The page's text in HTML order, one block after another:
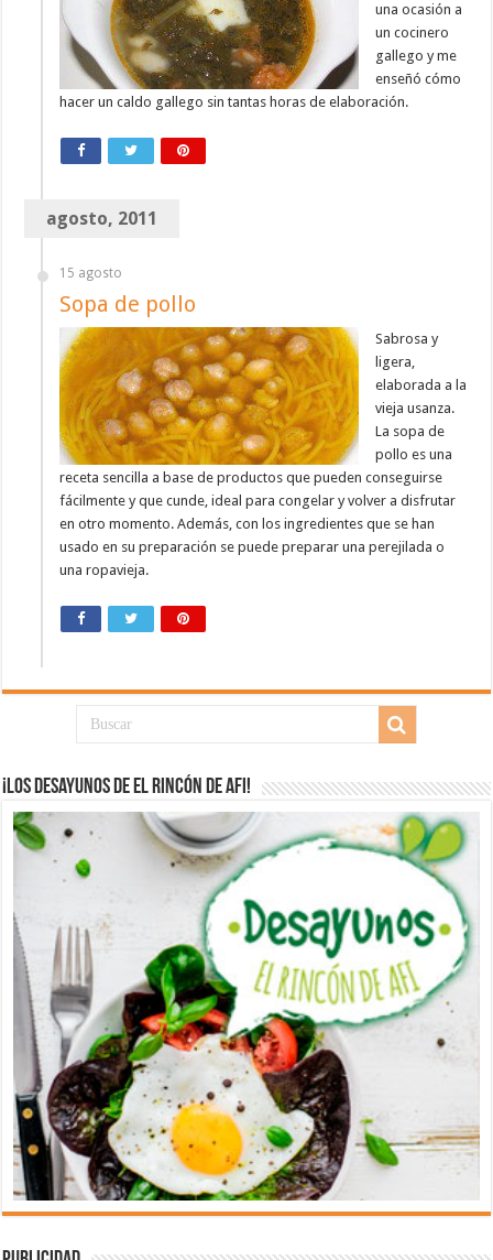
una ocasión a
un cocinero
gallego y me
enseñó cómo
hacer un caldo gallego sin tantas horas de elaboración.
agosto, 2011
15 agosto
Sopa de pollo
Sabrosa y
ligera,
elaborada a la
vieja usanza.
La sopa de
pollo es una
receta sencilla a base de productos que pueden conseguirse
fácilmente y que cunde, ideal para congelar y volver a disfrutar
en otro momento. Además, con los ingredientes que se han
usado en su preparación se puede preparar una perejilada o
una ropavieja.
¡Los desayunos de El Rincón de Afi!